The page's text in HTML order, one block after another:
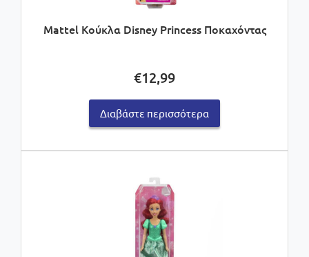
Mattel Κούκλα Disney Princess Ποκαχόντας
€12,99
Διαβάστε περισσότερα